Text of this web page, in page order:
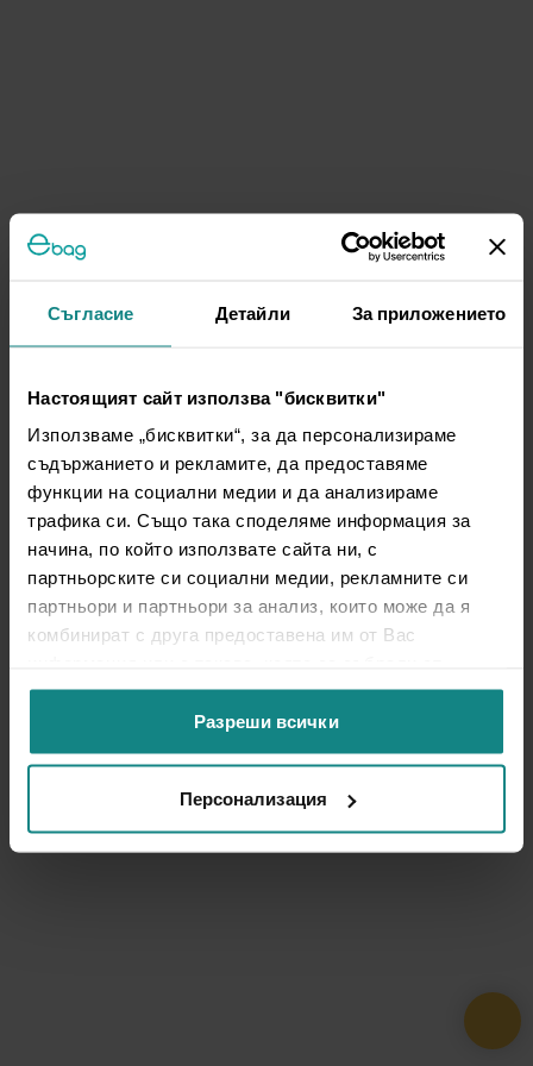
Съгласие Детайли За приложението
Настоящият сайт използва "бисквитки"
Използваме „бисквитки“, за да персонализираме
съдържанието и рекламите, да предоставяме
функции на социални медии и да анализираме
трафика си. Също така споделяме информация за
начина, по който използвате сайта ни, с
партньорските си социални медии, рекламните си
партньори и партньори за анализ, които може да я
комбинират с друга предоставена им от Вас
ползването от Ваша страна на услугите им.
Разреши всички
Персонализация